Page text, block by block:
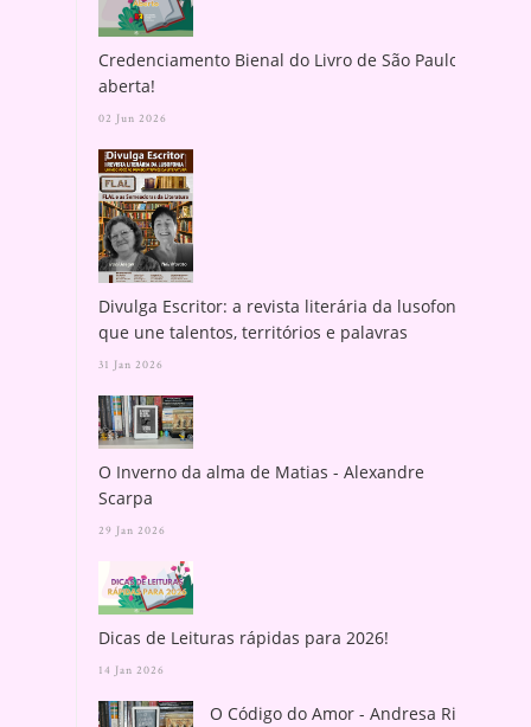
Credenciamento Bienal do Livro de São Paulo
aberta!
02 Jun 2026
Divulga Escritor: a revista literária da lusofonia
que une talentos, territórios e palavras
31 Jan 2026
O Inverno da alma de Matias - Alexandre
Scarpa
29 Jan 2026
Dicas de Leituras rápidas para 2026!
14 Jan 2026
O Código do Amor - Andresa Rios